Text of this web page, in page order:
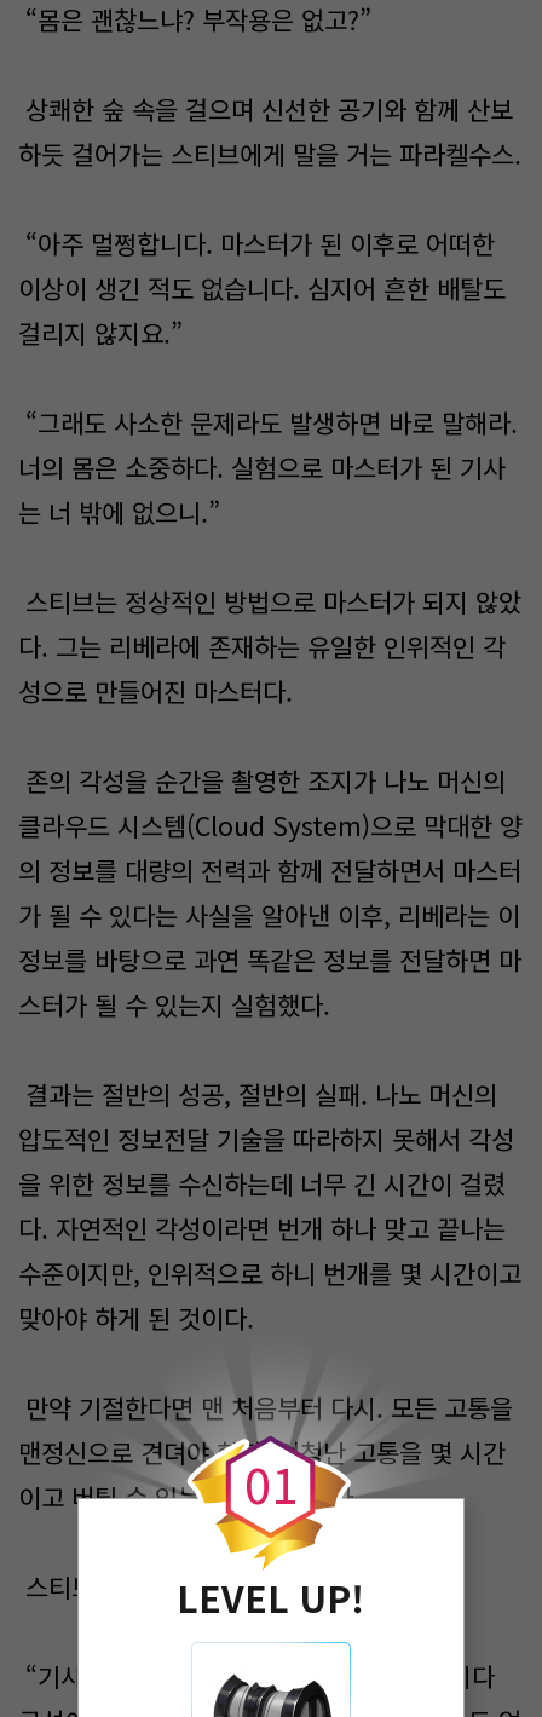
“몸은 괜찮느냐? 부작용은 없고?”
상쾌한 숲 속을 걸으며 신선한 공기와 함께 산보
하듯 걸어가는 스티브에게 말을 거는 파라켈수스.
“아주 멀쩡합니다. 마스터가 된 이후로 어떠한
이상이 생긴 적도 없습니다. 심지어 흔한 배탈도
걸리지 않지요.”
“그래도 사소한 문제라도 발생하면 바로 말해라.
너의 몸은 소중하다. 실험으로 마스터가 된 기사
는 너 밖에 없으니.”
스티브는 정상적인 방법으로 마스터가 되지 않았
다. 그는 리베라에 존재하는 유일한 인위적인 각
성으로 만들어진 마스터다.
존의 각성을 순간을 촬영한 조지가 나노 머신의
클라우드 시스템(Cloud System)으로 막대한 양
의 정보를 대량의 전력과 함께 전달하면서 마스터
가 될 수 있다는 사실을 알아낸 이후, 리베라는 이
정보를 바탕으로 과연 똑같은 정보를 전달하면 마
스터가 될 수 있는지 실험했다.
결과는 절반의 성공, 절반의 실패. 나노 머신의
압도적인 정보전달 기술을 따라하지 못해서 각성
을 위한 정보를 수신하는데 너무 긴 시간이 걸렸
다. 자연적인 각성이라면 번개 하나 맞고 끝나는
수준이지만, 인위적으로 하니 번개를 몇 시간이고
맞아야 하게 된 것이다.
만약 기절한다면 맨 처음부터 다시. 모든 고통을
맨정신으로 견뎌야 한다. 엄청난 고통을 몇 시간
이고 버틸 수 있는 사람이 없었다.
스티브를 제외하고.
“기사들이 다들 너 같았으면 좋았을려만. 죄다
0
0
1
LEVEL UP!